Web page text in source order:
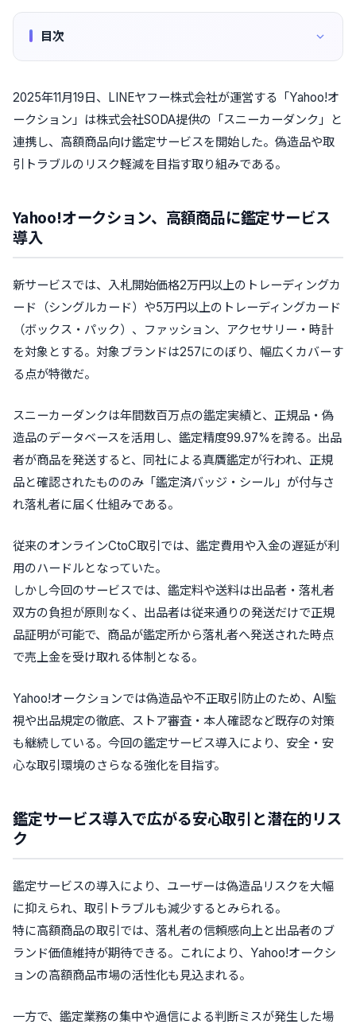
目次
2025年11月19日、LINEヤフー株式会社が運営する「Yahoo!オ
ークション」は株式会社SODA提供の「スニーカーダンク」と
連携し、高額商品向け鑑定サービスを開始した。偽造品や取
引トラブルのリスク軽減を目指す取り組みである。
Yahoo!オークション、高額商品に鑑定サービス
導入
新サービスでは、入札開始価格2万円以上のトレーディングカ
ード（シングルカード）や5万円以上のトレーディングカード
（ボックス・パック）、ファッション、アクセサリー・時計
を対象とする。対象ブランドは257にのぼり、幅広くカバーす
る点が特徴だ。
スニーカーダンクは年間数百万点の鑑定実績と、正規品・偽
造品のデータベースを活用し、鑑定精度99.97%を誇る。出品
者が商品を発送すると、同社による真贋鑑定が行われ、正規
品と確認されたもののみ「鑑定済バッジ・シール」が付与さ
れ落札者に届く仕組みである。
従来のオンラインCtoC取引では、鑑定費用や入金の遅延が利
用のハードルとなっていた。
しかし今回のサービスでは、鑑定料や送料は出品者・落札者
双方の負担が原則なく、出品者は従来通りの発送だけで正規
品証明が可能で、商品が鑑定所から落札者へ発送された時点
で売上金を受け取れる体制となる。
Yahoo!オークションでは偽造品や不正取引防止のため、AI監
視や出品規定の徹底、ストア審査・本人確認など既存の対策
も継続している。今回の鑑定サービス導入により、安全・安
心な取引環境のさらなる強化を目指す。
鑑定サービス導入で広がる安心取引と潜在的リス
ク
鑑定サービスの導入により、ユーザーは偽造品リスクを大幅
に抑えられ、取引トラブルも減少するとみられる。
特に高額商品の取引では、落札者の信頼感向上と出品者のブ
ランド価値維持が期待できる。これにより、Yahoo!オークシ
ョンの高額商品市場の活性化も見込まれる。
一方で、鑑定業務の集中や過信による判断ミスが発生した場